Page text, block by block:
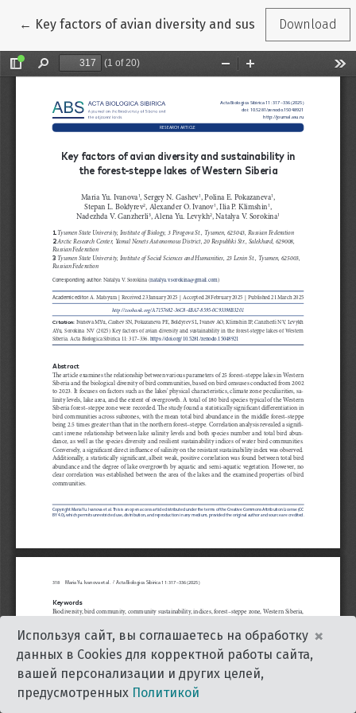
← Return to Article Details
Key factors of avian diversity and sustainability in
Download
Используя сайт, вы соглашаетесь на обработку
данных в Cookies для корректной работы сайта,
вашей персонализации и других целей,
предусмотренных Политикой
×